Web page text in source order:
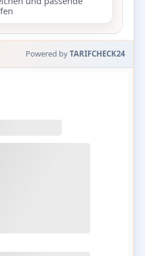
Powered byTARIFCHECK24